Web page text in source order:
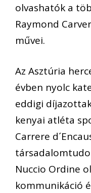
olvashatók a
Raymond
művei.
Az Asztúria
évben nyolc
eddigi
kenyai atléta
Carrere
Nuccio Ordine
kommunikáció